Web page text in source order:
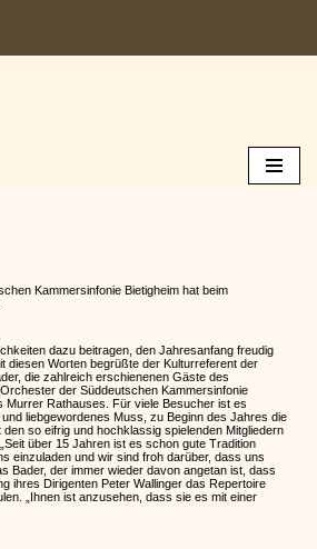
Kammersinfonie Bietigheim hat beim
dazu beitragen, den Jahresanfang freudig
diesen Worten begrüßte der Kulturreferent der
die zahlreich erschienenen Gäste des
der Süddeutschen Kammersinfonie
Murrer Rathauses. Für viele Besucher ist es
liebgewordenes Muss, zu Beginn des Jahres die
so eifrig und hochklassig spielenden Mitgliedern
über 15 Jahren ist es schon gute Tradition
einzuladen und wir sind froh darüber, dass uns
Bader, der immer wieder davon angetan ist, dass
ihres Dirigenten Peter Wallinger das Repertoire
„Ihnen ist anzusehen, dass sie es mit einer